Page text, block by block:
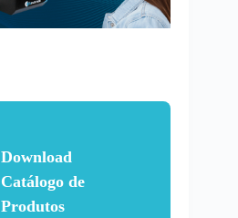
Download
Catálogo de
Produtos